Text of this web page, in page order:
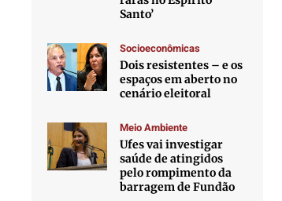
Santo’
Socioeconômicas
Dois resistentes – e os
espaços em aberto no
cenário eleitoral
Meio Ambiente
Ufes vai investigar
saúde de atingidos
pelo rompimento da
barragem de Fundão